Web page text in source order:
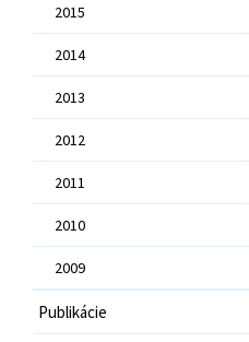
2015
2014
2013
2012
2011
2010
2009
Publikácie